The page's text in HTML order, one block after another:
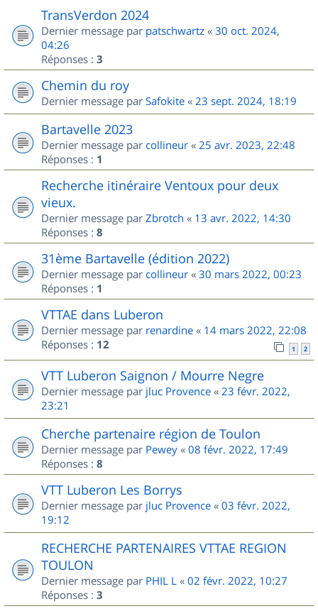
TransVerdon 2024
Dernier message par patschwartz « 30 oct. 2024,
04:26
Réponses : 3
Chemin du roy
Dernier message par Safokite « 23 sept. 2024, 18:19
Bartavelle 2023
Dernier message par collineur « 25 avr. 2023, 22:48
Réponses : 1
Recherche itinéraire Ventoux pour deux
vieux.
Dernier message par Zbrotch « 13 avr. 2022, 14:30
Réponses : 8
31ème Bartavelle (édition 2022)
Dernier message par collineur « 30 mars 2022, 00:23
Réponses : 1
VTTAE dans Luberon
Dernier message par renardine « 14 mars 2022, 22:08
Réponses : 12 1 2
VTT Luberon Saignon / Mourre Negre
Dernier message par jluc Provence « 23 févr. 2022,
23:21
Cherche partenaire région de Toulon
Dernier message par Pewey « 08 févr. 2022, 17:49
Réponses : 8
VTT Luberon Les Borrys
Dernier message par jluc Provence « 03 févr. 2022,
19:12
RECHERCHE PARTENAIRES VTTAE REGION
TOULON
Dernier message par PHIL L « 02 févr. 2022, 10:27
Réponses : 3